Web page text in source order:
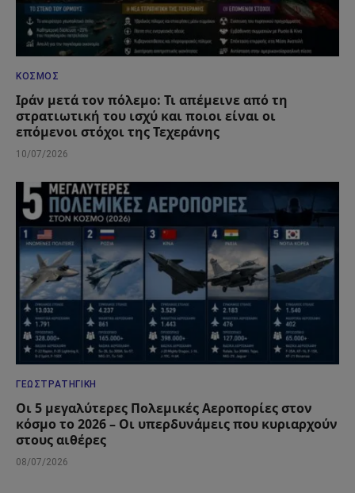
ΚΌΣΜΟΣ
Ιράν μετά τον πόλεμο: Τι απέμεινε από τη
στρατιωτική του ισχύ και ποιοι είναι οι
επόμενοι στόχοι της Τεχεράνης
10/07/2026
ΓΕΩΣΤΡΑΤΗΓΙΚΉ
Οι 5 μεγαλύτερες Πολεμικές Αεροπορίες στον
κόσμο το 2026 – Οι υπερδυνάμεις που κυριαρχούν
στους αιθέρες
08/07/2026